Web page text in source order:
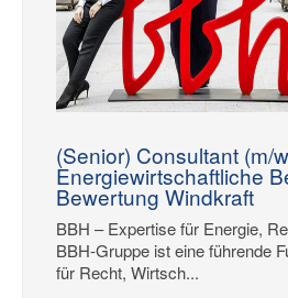
(Senior) Consultant (m/
Energiewirtschaftliche
Bewertung Windkraft
BBH – Expertise für Energie,
BBH-Gruppe ist eine führende
für Recht, Wirtsch...